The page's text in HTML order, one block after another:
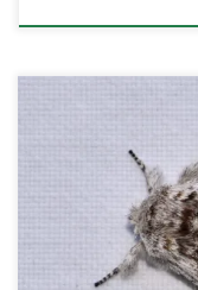
C’est une noctuelle
identification est
beaucoup d’autres
lumière, c’est un
Colocasia coryli
SYSTÉMATIQUE :